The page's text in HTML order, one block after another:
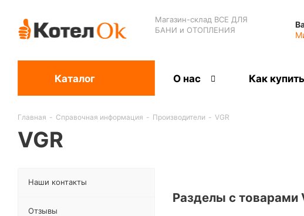
Магазин-склад ВСЕ ДЛЯ
БАНИ и ОТОПЛЕНИЯ
Каталог О нас Как купить
Главная - Справочная информация - Производители - VGR
VGR
Разделы с товарами
Наши контакты
Отзывы